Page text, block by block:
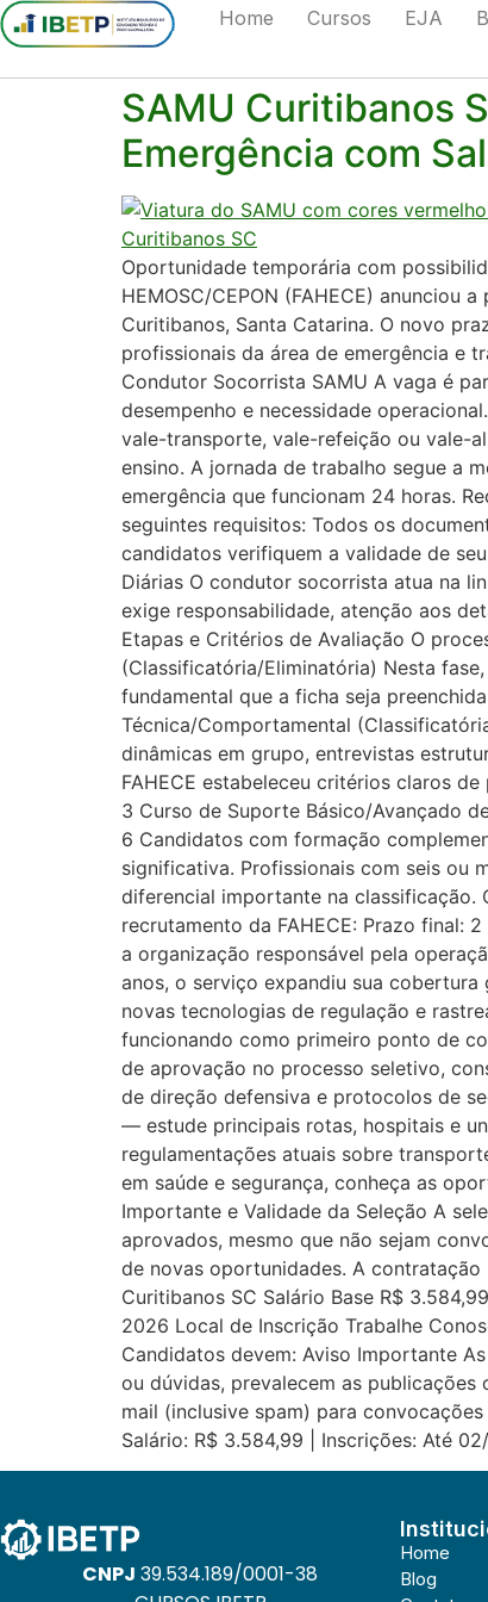
Home Cursos EJA
Tag:carreira
SAMU Curitibanos
Emergência com
Oportunidade temporária com
HEMOSC/CEPON (FAHECE)
Curitibanos, Santa Catarina. O novo
profissionais da área de emergência e
Condutor Socorrista SAMU A vaga é
desempenho e necessidade
vale-transporte, vale-refeição ou vale-
ensino. A jornada de trabalho segue a
emergência que funcionam 24 horas.
seguintes requisitos: Todos os
candidatos verifiquem a validade de
Diárias O condutor socorrista atua na
exige responsabilidade, atenção aos
Etapas e Critérios de Avaliação O
(Classificatória/Eliminatória) Nesta
fundamental que a ficha seja
Técnica/Comportamental
dinâmicas em grupo, entrevistas
FAHECE estabeleceu critérios claros
3 Curso de Suporte Básico/Avançado
6 Candidatos com formação
significativa. Profissionais com seis ou
diferencial importante na classificação.
recrutamento da FAHECE: Prazo final:
a organização responsável pela
anos, o serviço expandiu sua
novas tecnologias de regulação e
funcionando como primeiro ponto de
de aprovação no processo seletivo,
de direção defensiva e protocolos de
— estude principais rotas, hospitais e
regulamentações atuais sobre
em saúde e segurança, conheça as
Importante e Validade da Seleção A
aprovados, mesmo que não sejam
de novas oportunidades. A
Curitibanos SC Salário Base R$
2026 Local de Inscrição Trabalhe
Candidatos devem: Aviso Importante
ou dúvidas, prevalecem as
mail (inclusive spam) para
Salário: R$ 3.584,99 | Inscrições: Até
CNPJ 39.534.189/0001-38
Home
Blog